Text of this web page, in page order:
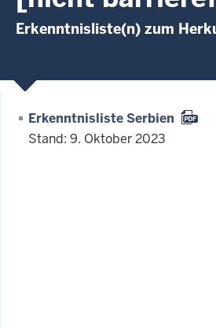
Erkenntnisliste(n) zum
Erkenntnisliste Serbien
Stand: 9. Oktober 2023